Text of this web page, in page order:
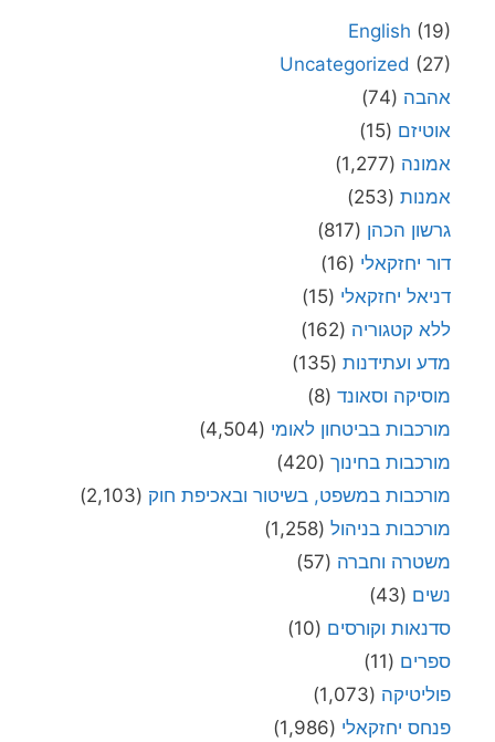
English (19)
Uncategorized (27)
אהבה (74)
אוטיזם (15)
אמונה (1,277)
אמנות (253)
גרשון הכהן (817)
דור יחזקאלי (16)
דניאל יחזקאלי (15)
ללא קטגוריה (162)
מדע ועתידנות (135)
מוסיקה וסאונד (8)
מורכבות בביטחון לאומי (4,504)
מורכבות בחינוך (420)
מורכבות במשפט, בשיטור ובאכיפת חוק (2,103)
מורכבות בניהול (1,258)
משטרה וחברה (57)
נשים (43)
סדנאות וקורסים (10)
ספרים (11)
פוליטיקה (1,073)
פנחס יחזקאלי (1,986)